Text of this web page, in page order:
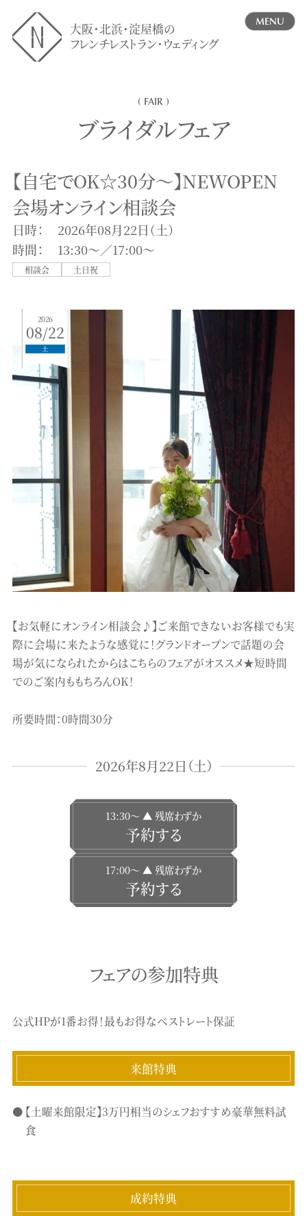
MENU
大阪・北浜・淀屋橋の
フレンチレストラン・ウェディング
( FAIR )
ブライダルフェア
【自宅でOK☆30分～】NEWOPEN
会場オンライン相談会
日時：
2026年08月22日（土）
時間：
13:30〜／17:00〜
相談会 土日祝
2026
08/22
土
【お気軽にオンライン相談会♪】ご来館できないお客様でも実
際に会場に来たような感覚に！グランドオープンで話題の会
場が気になられたからはこちらのフェアがオススメ★短時間
でのご案内ももちろんOK！
所要時間：0時間30分
2026年8月22日（土）
13:30〜 ▲ 残席わずか
予約する
17:00〜 ▲ 残席わずか
予約する
フェアの参加特典
公式HPが1番お得！最もお得なベストレート保証
来館特典
【土曜来館限定】3万円相当のシェフおすすめ豪華無料試
食
成約特典